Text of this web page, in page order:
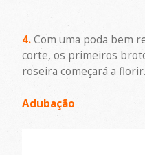
4. Com uma poda bem
corte, os primeiros
roseira começará a florir.
Adubação